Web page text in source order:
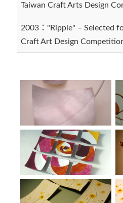
Taiwan Craft Arts Design
2003："Ripple" – Selected
Craft Art Design